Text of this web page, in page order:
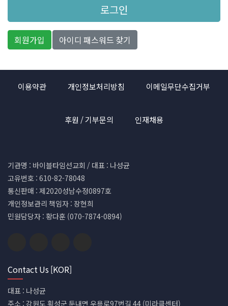
로그인
회원가입 아이디 패스워드 찾기
이용약관 개인정보처리방침 이메일무단수집거부
후원 / 기부문의 인재채용
기관명 : 바이블타임선교회 / 대표 : 나성균
고유번호 : 610-82-78048
통신판매 : 제2020성남수정0897호
개인정보관리 책임자 : 장현희
민원담당자 : 황다훈 (070-7874-0894)
Contact Us [KOR]
대표 : 나성균
주소 : 강원도 횡성군 둔내면 우용로97번길 44 (미라클센터)